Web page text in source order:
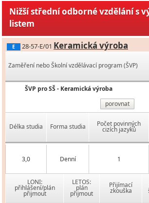
Nižší střední odborné vzdělání s
listem
E 28-57-E/01 Keramická výroba
Zaměření nebo Školní vzdělávací program (ŠVP)
ŠVP pro SŠ - Keramická výroba
porovnat
Délka studia Forma studia Počet povinných
cizích jazyků
3,0 Denní 1
LONI:
přihlášení/plán
přijmout
LETOS:
plán
přijmout
Přijímací
zkouška